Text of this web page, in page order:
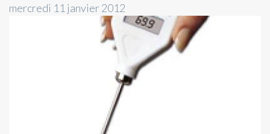
mercredi 11 janvier 2012